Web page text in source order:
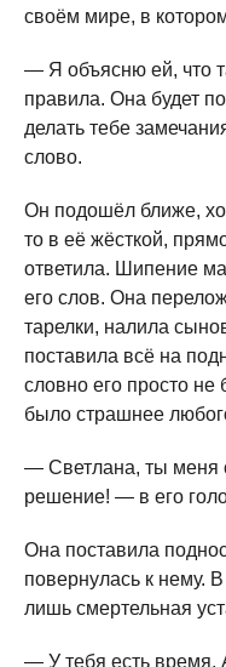
своём мире, в
— Я объясню ей, что
правила. Она будет
делать тебе
слово.
Он подошёл ближе,
то в её жёсткой,
ответила. Шипение
его слов. Она
тарелки, налила
поставила всё на
словно его просто
было страшнее
— Светлана, ты меня
решение! — в его
Она поставила
повернулась к нему.
лишь смертельная
— У тебя есть время,